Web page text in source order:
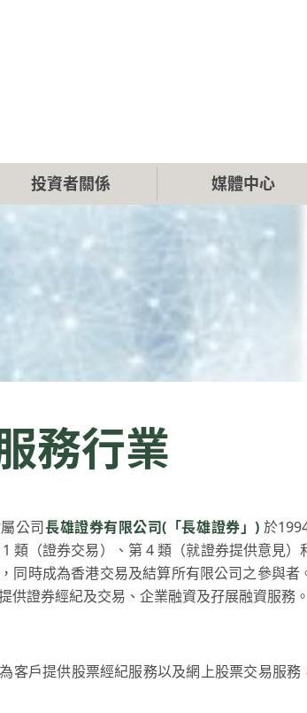
投資者關係 媒體中心
務行業
公司長雄證券有限公司(「長雄證券」) 於
類（證券交易）、第 4 類（就證券提供意見）
同時成為香港交易及結算所有限公司之參與
供證券經紀及交易、企業融資及孖展融資服務。
客戶提供股票經紀服務以及網上股票交易服